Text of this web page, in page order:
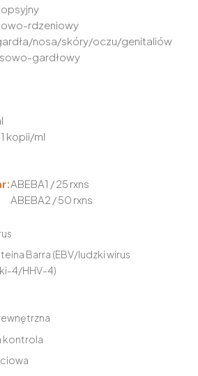
rdzeniowy
nosa/skóry/oczu/genitaliów
gardłowy
kopii/ml
ABEBA1 / 25 rxns
ABEBA2 / 50 rxns
Barra (EBV/ludzki wirus
4/HHV-4)
kontrola